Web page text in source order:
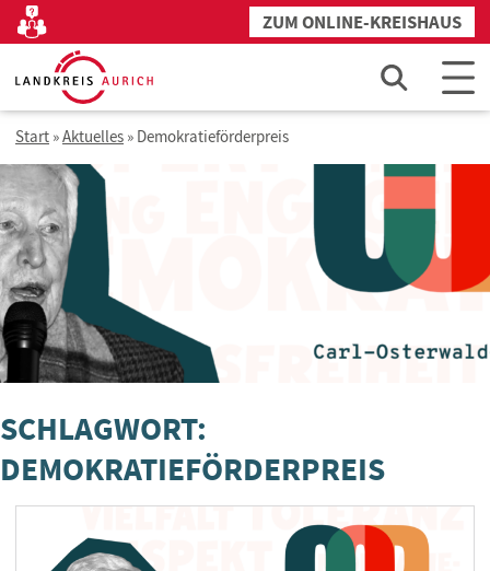
Zum
Inhalt
springen
Kontakt ZUM ONLINE-KREISHAUS
Start »Aktuelles » Demokratieförderpreis
SCHLAGWORT:
DEMOKRATIEFÖRDERPREIS